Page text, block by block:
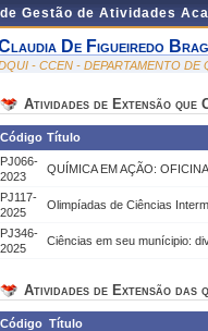
Gestão de Atividades
De Figueiredo
- CCEN - DEPARTAMENTO DE
Atividades de Extensão que
Código Título
PJ066-
2023
QUÍMICA EM AÇÃO:
PJ117-
2025
Olimpíadas de Ciências
PJ346-
2025
Ciências em seu munícipio:
Atividades de Extensão das
Código Título